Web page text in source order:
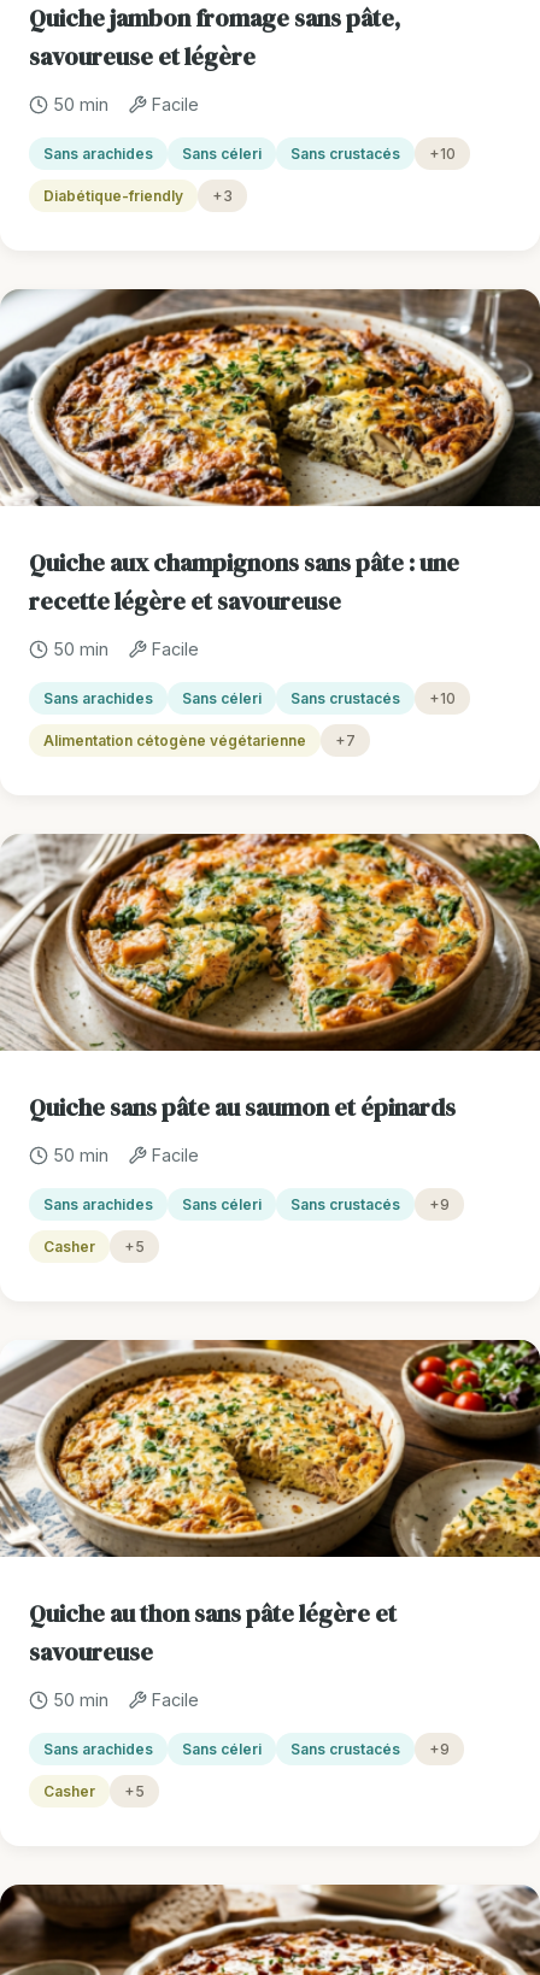
Quiche jambon fromage sans pâte,
savoureuse et légère
50 min Facile
Sans arachides Sans céleri Sans crustacés +10
Diabétique-friendly +3
Quiche aux champignons sans pâte : une
recette légère et savoureuse
50 min Facile
Sans arachides Sans céleri Sans crustacés +10
Alimentation cétogène végétarienne +7
Quiche sans pâte au saumon et épinards
50 min Facile
Sans arachides Sans céleri Sans crustacés +9
Casher +5
Quiche au thon sans pâte légère et
savoureuse
50 min Facile
Sans arachides Sans céleri Sans crustacés +9
Casher +5